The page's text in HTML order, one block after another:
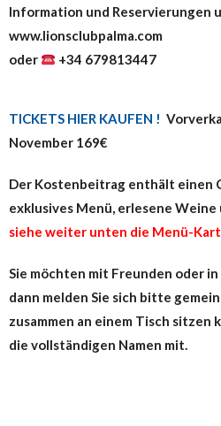
Information und Reservierungen
www.lionsclubpalma.com
oder
‪+34 679813447‬
TICKETS HIER KAUFEN !
November 169€
Der Kostenbeitrag enthält einen
exklusives Menü, erlesene Weine
siehe weiter unten die Menü-
Sie möchten mit Freunden oder
dann melden Sie sich bitte
zusammen an einem Tisch sitzen
die vollständigen Namen mit.